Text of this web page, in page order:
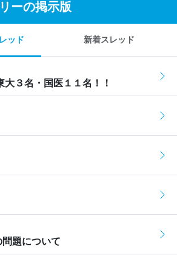
ーの掲示版
ッド 新着スレッド
３名・国医１１名！！
題について